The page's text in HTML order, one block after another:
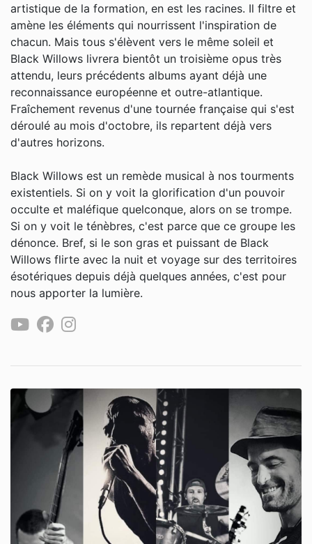
artistique de la formation, en est les racines. Il filtre et
amène les éléments qui nourrissent l'inspiration de
chacun. Mais tous s'élèvent vers le même soleil et
Black Willows livrera bientôt un troisième opus très
attendu, leurs précédents albums ayant déjà une
reconnaissance européenne et outre-atlantique.
Fraîchement revenus d'une tournée française qui s'est
déroulé au mois d'octobre, ils repartent déjà vers
d'autres horizons.
Black Willows est un remède musical à nos tourments
existentiels. Si on y voit la glorification d'un pouvoir
occulte et maléfique quelconque, alors on se trompe.
Si on y voit le ténèbres, c'est parce que ce groupe les
dénonce. Bref, si le son gras et puissant de Black
Willows flirte avec la nuit et voyage sur des territoires
ésotériques depuis déjà quelques années, c'est pour
nous apporter la lumière.